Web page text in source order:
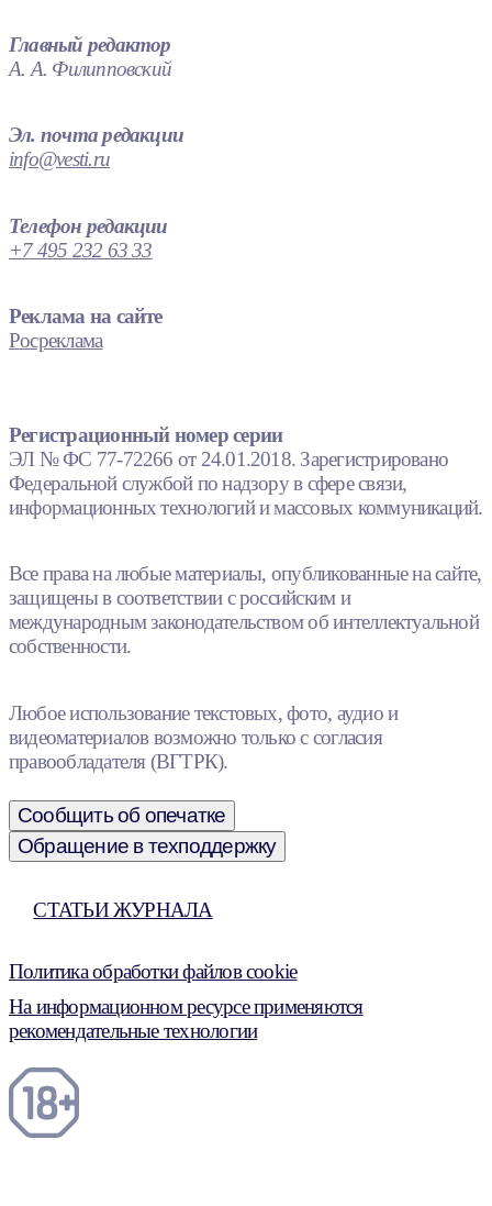
Главный редактор
А. А. Филипповский
Эл. почта редакции
info@vesti.ru
Телефон редакции
+7 495 232 63 33
Реклама на сайте
Росреклама
Регистрационный номер серии
ЭЛ № ФС 77-72266 от 24.01.2018. Зарегистрировано
Федеральной службой по надзору в сфере связи,
информационных технологий и массовых коммуникаций.
Все права на любые материалы, опубликованные на сайте,
защищены в соответствии с российским и
международным законодательством об интеллектуальной
собственности.
Любое использование текстовых, фото, аудио и
видеоматериалов возможно только с согласия
правообладателя (ВГТРК).
Сообщить об опечатке
Обращение в техподдержку
СТАТЬИ ЖУРНАЛА
Политика обработки файлов cookie
На информационном ресурсе применяются
рекомендательные технологии